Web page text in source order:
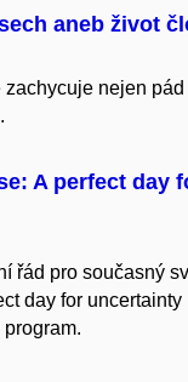
aneb život
nejen
A perfect day
řád pro současný
day for